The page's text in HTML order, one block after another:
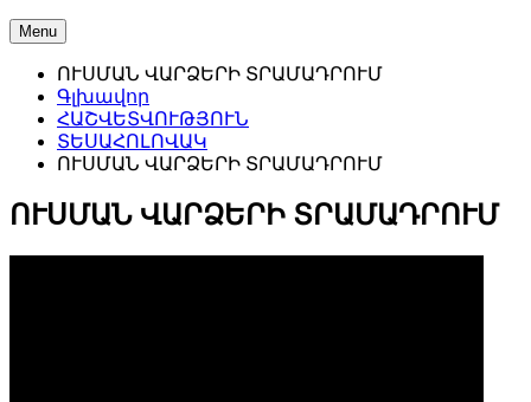
Menu
ՈՒՍՄԱՆ ՎԱՐՁԵՐԻ ՏՐԱՄԱԴՐՈՒՄ
Գլխավոր
ՀԱՇՎԵՏՎՈՒԹՅՈՒՆ
ՏԵՍԱՀՈԼՈՎԱԿ
ՈՒՍՄԱՆ ՎԱՐՁԵՐԻ ՏՐԱՄԱԴՐՈՒՄ
ՈՒՍՄԱՆ ՎԱՐՁԵՐԻ ՏՐԱՄԱԴՐՈՒՄ